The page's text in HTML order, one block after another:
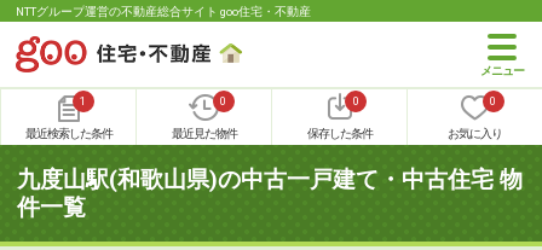
NTTグループ運営の不動産総合サイト goo住宅・不動産
1
最近検索した条件
0
最近見た物件
0
保存した条件
0
お気に入り
九度山駅(和歌山県)の中古一戸建て・中古住宅 物
件一覧